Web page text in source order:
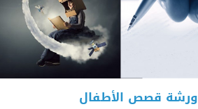
ورشة قصص الأطفال